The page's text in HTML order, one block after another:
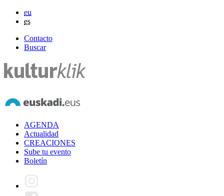
eu
es
Contacto
Buscar
AGENDA
Actualidad
CREACIONES
Sube tu evento
Boletín